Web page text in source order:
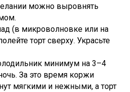
можно выровнять
(в микроволновке или на
торт сверху. Украсьте
минимум на 3–4
За это время коржи
мягкими и нежными, а торт